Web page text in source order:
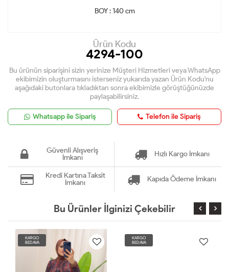
BOY : 140 cm
Ürün Kodu
4294-100
Bu ürünün siparişini sizin yerinize Müşteri Hizmetleri veya WhatsApp
ekibimizin oluşturmasını isterseniz yukarıda yazan Ürün Kodu'nu
aşağıdaki butonlara tıkladıktan sonra ekibimizle görüştüğünüzde
paylaşabilirsiniz.
Whatsapp ile Sipariş Telefon ile Sipariş
Güvenli Alışveriş
İmkanı
Hızlı Kargo İmkanı
Kredi Kartına Taksit
İmkanı
Kapıda Ödeme İmkanı
Bu Ürünler İlginizi Çekebilir
KARGO
BEDAVA
KARGO
BEDAVA